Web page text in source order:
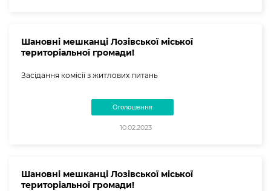
Шановні мешканці Лозівської міської
територіальної громади!
Засідання комісії з житлових питань
Оголошення
10.02.2023
Шановні мешканці Лозівської міської
територіальної громади!